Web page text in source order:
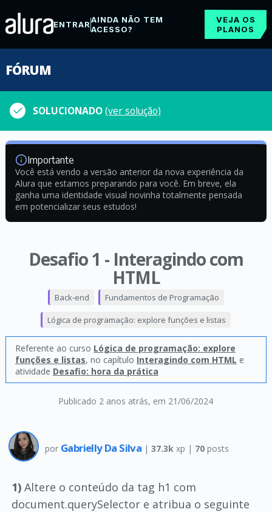
ENTRARAINDA NÃO TEM
ACESSO?
VEJA OS
PLANOS
FÓRUM
SOLUCIONADO(ver solução)
Importante
Você está vendo a versão anterior da nova experiência da
Alura que estamos preparando para você. Em breve, ela
ganha uma identidade visual novinha totalmente pensada
em potencializar seus estudos!
Desafio 1 - Interagindo com
HTML
Publicado 2 anos atrás, em 21/06/2024
Back-end Fundamentos de Programação
Lógica de programação: explore funções e listas
Referente ao curso Lógica de programação: explore
funções e listas, no capítulo Interagindo com HTML e
atividade Desafio: hora da prática
por Gabrielly Da Silva | 37.3k xp | 70posts
1)Altere o conteúdo da tag h1 com
document.querySelector e atribua o seguinte